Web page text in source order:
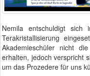
Nemila entschuldigt
Terakristallisierung
Akademieschüler nicht
erhalten, jedoch verspricht
um das Prozedere für uns